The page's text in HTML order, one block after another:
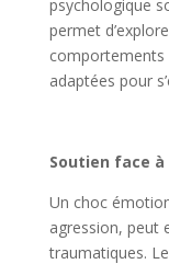
psychologique
permet
comportements
adaptées pour
Soutien face
Un choc
agression, peut
traumatiques.